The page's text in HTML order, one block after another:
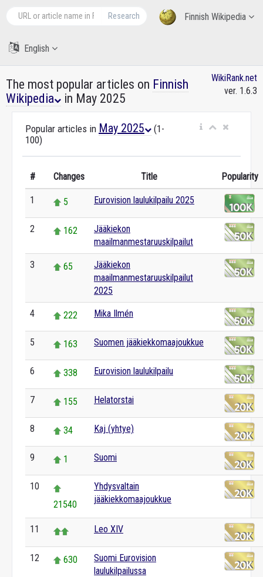
Finnish Wikipedia
Research
English
The most popular articles on Finnish
Wikipedia
in May 2025
WikiRank.net
ver. 1.6.3
Popular articles in May 2025
(1-
100)
# Changes Title Popularity
1 5 Eurovision laulukilpailu 2025
2 162
Jääkiekon
maailmanmestaruuskilpailut
3 65
Jääkiekon
maailmanmestaruuskilpailut
2025
4 222 Mika Ilmén
5 163 Suomen jääkiekkomaajoukkue
6 338 Eurovision laulukilpailu
7 155 Helatorstai
8 34 Kaj (yhtye)
9 1 Suomi
10
21540
Yhdysvaltain
jääkiekkomaajoukkue
11 Leo XIV
12 630
Suomi Eurovision
laulukilpailussa